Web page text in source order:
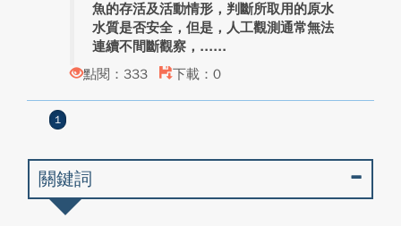
魚的存活及活動情形，判斷所取用的原水
水質是否安全，但是，人工觀測通常無法
連續不間斷觀察，...
點閱：333
下載：0
1
關鍵詞